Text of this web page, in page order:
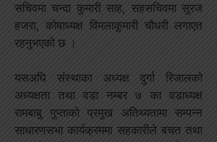
सचिवमा चन्दा कुमारी साह, सहसचिवमा सुरज
हजरा, कोषाध्यक्ष विमलाकुमारी चौधरी लगाएत
रहनुभएको छ ।
यसअघि संस्थाका अध्यक्ष दुर्गा रिजालको
अध्यक्षता तथा वडा नम्बर ७ का वडाध्यक्ष
रामबाबु गुप्ताको प्रमुख अतिथ्यतामा सम्पन्न
साधारणसभा कार्यक्रममा सहकारीले बचत तथा